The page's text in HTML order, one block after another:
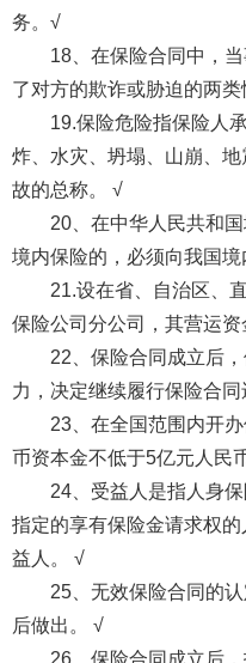
务。√
18、在保险合同中，
了对方的欺诈或胁迫的两类
19.保险危险指保险人
炸、水灾、坍塌、山崩、
故的总称。 √
20、在中华人民共和
境内保险的，必须向我国
21.设在省、自治区、
保险公司分公司，其营运
22、保险合同成立后
力，决定继续履行保险合
23、在全国范围内开
币资本金不低于5亿元人民
24、受益人是指人身
指定的享有保险金请求权
益人。 √
25、无效保险合同的
后做出。 √
26、保险合同成立后